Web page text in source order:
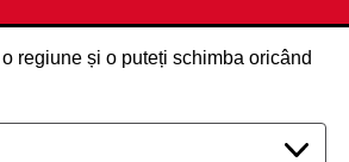
regiune și o puteți schimba oricând